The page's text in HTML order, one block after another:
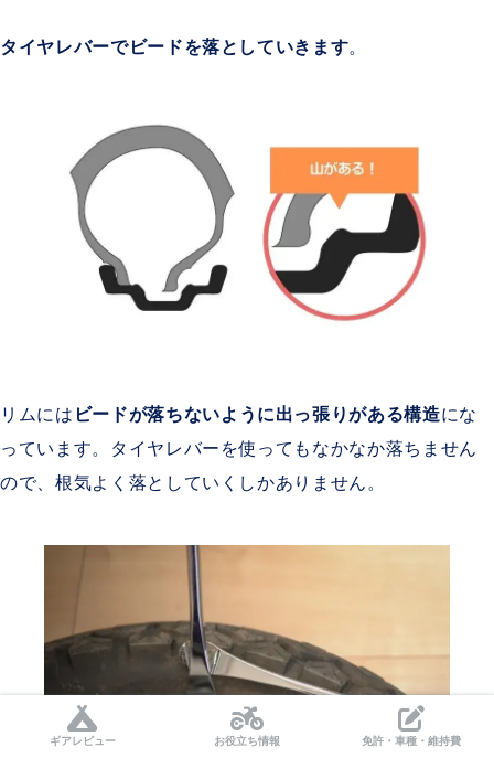
タイヤレバーでビードを落としていきます。
リムには ビードが落ちないように出っ張りがある構造にな
っています。タイヤレバーを使ってもなかなか落ちません
ので、根気よく落としていくしかありません。
ギアレビュー お役立ち情報 免許・車種・維持費